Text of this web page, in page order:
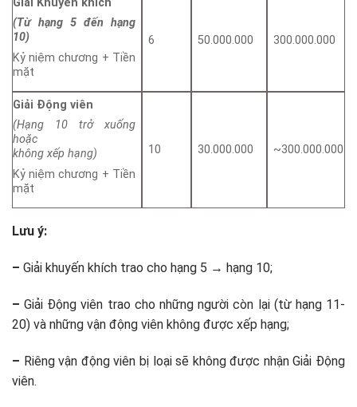
Giải Khuyến khích
(Từ hạng 5 đến hạng
10)
Kỷ niệm chương + Tiền
mặt
6 50.000.000 300.000.000
Giải Động viên
(Hạng 10 trở xuống
hoặc
không xếp hạng)
Kỷ niệm chương + Tiền
mặt
10 30.000.000 ~300.000.000
Lưu ý:
– Giải khuyến khích trao cho hạng 5 → hạng 10;
– Giải Động viên trao cho những người còn lại (từ hạng 11-
20) và những vận động viên không được xếp hạng;
– Riêng vận động viên bị loại sẽ không được nhận Giải Động
viên.